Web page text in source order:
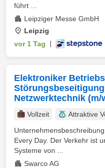
führt ...
Leipziger Messe GmbH
Leipzig
vor 1 Tag
Elektroniker
Netzwerktechnik (m/
Vollzeit Attraktive
Every Day. Der Verkehr ist
Systeme von ...
Swarco AG